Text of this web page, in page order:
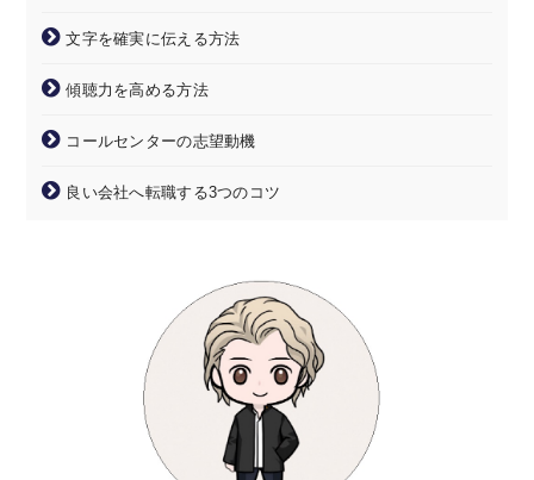
文字を確実に伝える方法
傾聴力を高める方法
コールセンターの志望動機
良い会社へ転職する3つのコツ